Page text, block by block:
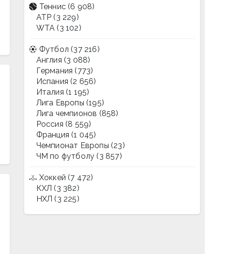
Теннис (6 908)
ATP (3 229)
WTA (3 102)
Футбол (37 216)
Англия (3 088)
Германия (773)
Испания (2 656)
Италия (1 195)
Лига Европы (195)
Лига чемпионов (858)
Россия (8 559)
Франция (1 045)
Чемпионат Европы (23)
ЧМ по футболу (3 857)
Хоккей (7 472)
КХЛ (3 382)
НХЛ (3 225)